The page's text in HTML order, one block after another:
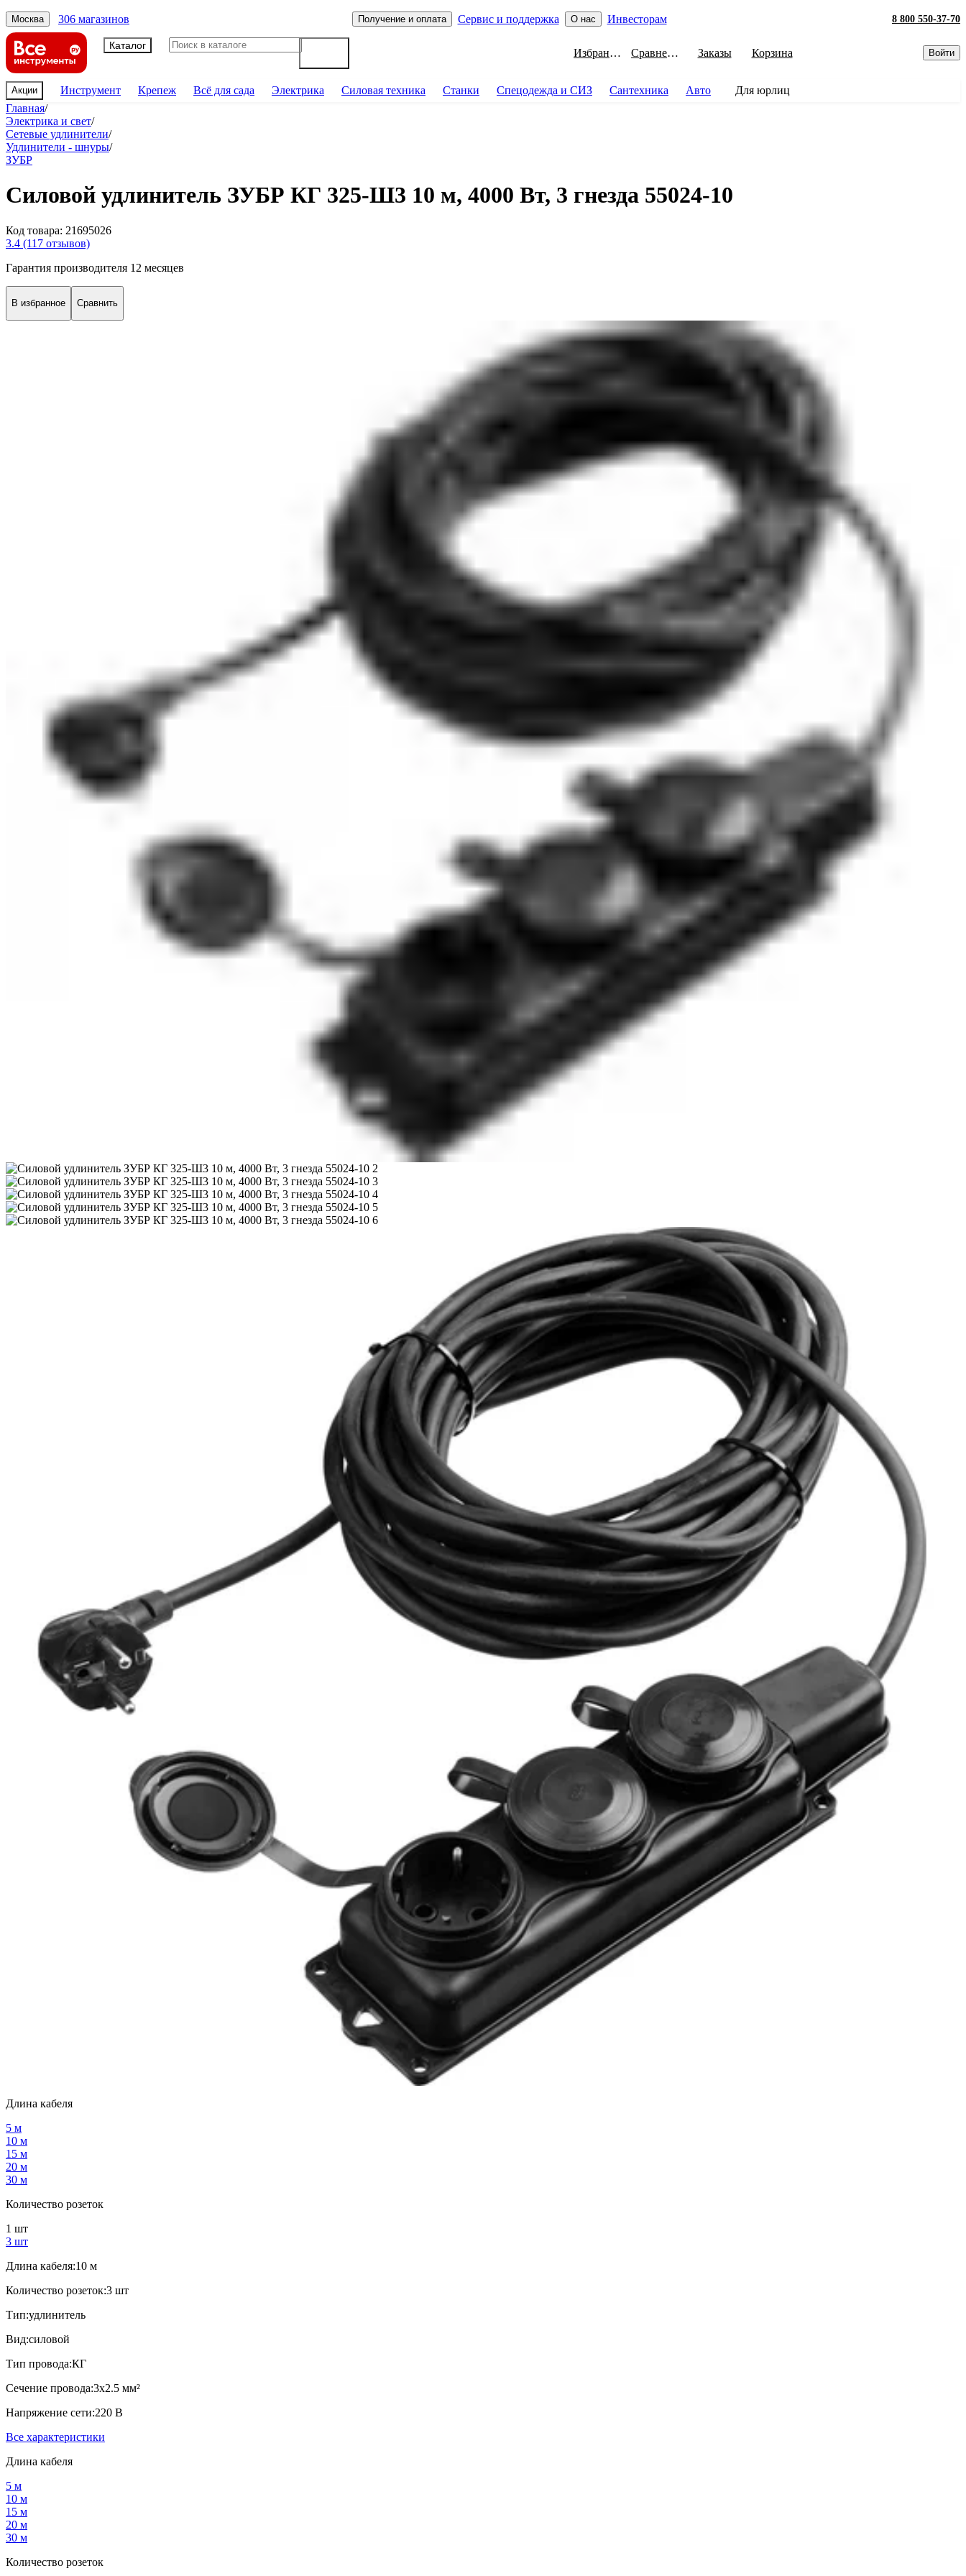
Москва 306 магазинов Получение и оплата Сервис и поддержка О нас Инвесторам 8 800 550-37-70
Каталог
Избранное Сравнение Заказы Корзина Войти
Акции Инструмент Крепеж Всё для сада Электрика Силовая техника Станки Спецодежда и СИЗ Сантехника Авто
Для юрлиц
Главная/
Электрика и свет/
Сетевые удлинители/
Удлинители - шнуры/
ЗУБР
Силовой удлинитель ЗУБР КГ 325-Ш3 10 м, 4000 Вт, 3 гнезда 55024-10
Код товара: 21695026
3.4 (117 отзывов)
Гарантия производителя 12 месяцев
В избранное Сравнить
Длина кабеля
5 м
10 м
15 м
20 м
30 м
Количество розеток
1 шт
3 шт
Длина кабеля:10 м
Количество розеток:3 шт
Тип:удлинитель
Вид:силовой
Тип провода:КГ
Сечение провода:3х2.5 мм²
Напряжение сети:220 В
Все характеристики
Длина кабеля
5 м
10 м
15 м
20 м
30 м
Количество розеток